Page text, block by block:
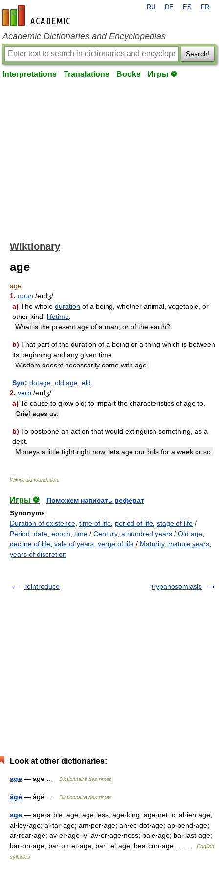
en-academic.com
RU DE ES FR
Academic Dictionaries and Encyclopedias
Search!
Interpretations Translations Books Игры ⚽
Wiktionary
age
age
1. noun /eɪdʒ/
a) The whole duration of a being, whether animal, vegetable, or
other kind; lifetime
What is the present age of a man, or of the earth?
b) That part of the duration of a being or a thing which is between
its beginning and any given time.
Wisdom doesnt necessarily come with age.
Syn: dotage old age eld
2. verb /eɪdʒ/
a) To cause to grow old; to impart the characteristics of age to.
Grief ages us.
b) To postpone an action that would extinguish something, as a
debt.
Moneys a little tight right now, lets age our bills for a week or so.
Wikipedia foundation
Игры ⚽
Поможем написать реферат
Synonyms:
Duration of existence time of life period of life stage of life /
Period date epoch time / Century, a hundred years / Old age
decline of life vale of years verge of life / Maturity, mature years
years of discretion
reintroduce trypanosomiasis
Look at other dictionaries:
age — age … Dictionnaire des rimes
âgé — âgé … Dictionnaire des rimes
age — age·a·ble; age; age·less; age·long; age·net·ic; al·ien·age;
al·loy·age; al·tar·age; am·per·age; an·ec·dot·age; ap·pend·age;
ar·rear·age; av·er·age·ly; av·er·age·ness; bale·age; bal·last·age;
bar·on·age; bar·on·et·age; bar·rel·age; bea·con·age;… …
English
syllables